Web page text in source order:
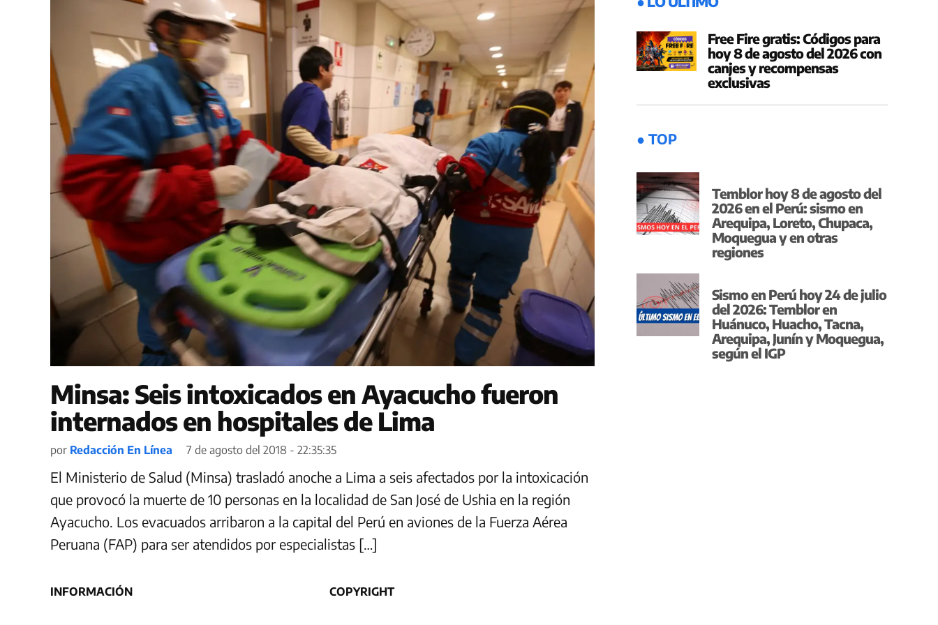
Minsa: Seis intoxicados en Ayacucho fueron
internados en hospitales de Lima
por Redacción En Línea 7 de agosto del 2018 - 22:35:35
El Ministerio de Salud (Minsa) trasladó anoche a Lima a seis afectados por la intoxicación
que provocó la muerte de 10 personas en la localidad de San José de Ushia en la región
Ayacucho. Los evacuados arribaron a la capital del Perú en aviones de la Fuerza Aérea
Peruana (FAP) para ser atendidos por especialistas […]
Free Fire gratis: Códigos para
hoy 8 de agosto del 2026 con
canjes y recompensas
exclusivas
● TOP
Temblor hoy 8 de agosto del
2026 en el Perú: sismo en
Arequipa, Loreto, Chupaca,
Moquegua y en otras
regiones
Sismo en Perú hoy 24 de julio
del 2026: Temblor en
Huánuco, Huacho, Tacna,
Arequipa, Junín y Moquegua,
según el IGP
INFORMACIÓN COPYRIGHT